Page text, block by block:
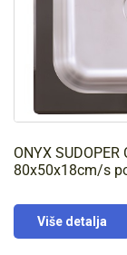
ONYX SUDOPER
80x50x18cm/s
Više detalja